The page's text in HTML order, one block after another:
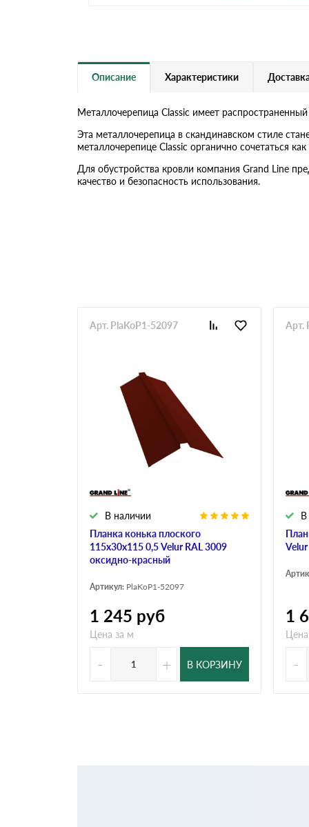
RAL 6002
RAL 6019 RAL 9003
RR 32 RR 11
Описание Характеристики
Металлочерепица Classic имеет
Эта металлочерепица в скандинавском стиле
металлочерепице Classic органично сочетаться
Для обустройства кровли компания Grand Line
качество и безопасность использования.
Планка конька плоского
115х30х115 0,5 Velur RAL 3009
оксидно-красный
В наличии
Арт. PlaKoP1-52097
Артикул: PlaKoP1-52097
1 245 руб
Цена за м
- + В КОРЗИНУ
В
Арт.
1
-